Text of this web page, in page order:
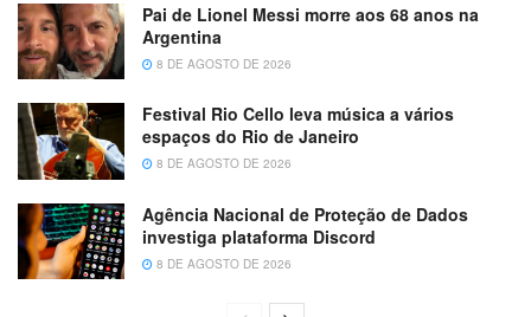
Pai de Lionel Messi morre aos 68 anos na
Argentina
8 DE AGOSTO DE 2026
Festival Rio Cello leva música a vários
espaços do Rio de Janeiro
8 DE AGOSTO DE 2026
Agência Nacional de Proteção de Dados
investiga plataforma Discord
8 DE AGOSTO DE 2026